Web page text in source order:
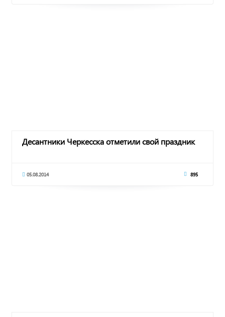
Десантники Черкесска отметили свой праздник
05.08.2014 895